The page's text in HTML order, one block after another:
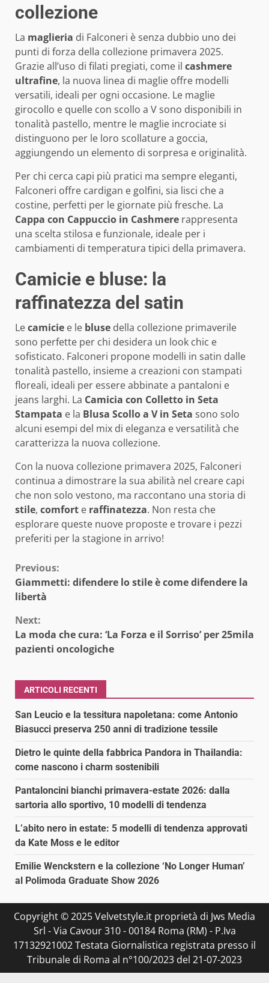
collezione
La maglieria di Falconeri è senza dubbio uno dei
punti di forza della collezione primavera 2025.
Grazie all’uso di filati pregiati, come il cashmere
ultrafine, la nuova linea di maglie offre modelli
versatili, ideali per ogni occasione. Le maglie
girocollo e quelle con scollo a V sono disponibili in
tonalità pastello, mentre le maglie incrociate si
distinguono per le loro scollature a goccia,
aggiungendo un elemento di sorpresa e originalità.
Per chi cerca capi più pratici ma sempre eleganti,
Falconeri offre cardigan e golfini, sia lisci che a
costine, perfetti per le giornate più fresche. La
Cappa con Cappuccio in Cashmere rappresenta
una scelta stilosa e funzionale, ideale per i
cambiamenti di temperatura tipici della primavera.
Camicie e bluse: la
raffinatezza del satin
Lecamicie e le bluse della collezione primaverile
sono perfette per chi desidera un look chic e
sofisticato. Falconeri propone modelli in satin dalle
tonalità pastello, insieme a creazioni con stampati
floreali, ideali per essere abbinate a pantaloni e
jeans larghi. La Camicia con Colletto in Seta
Stampata e la Blusa Scollo a V in Seta sono solo
alcuni esempi del mix di eleganza e versatilità che
caratterizza la nuova collezione.
Con la nuova collezione primavera 2025, Falconeri
continua a dimostrare la sua abilità nel creare capi
che non solo vestono, ma raccontano una storia di
stile, comfort e raffinatezza. Non resta che
esplorare queste nuove proposte e trovare i pezzi
preferiti per la stagione in arrivo!
Continue
Reading
Previous:
Giammetti: difendere lo stile è come difendere la
libertà
Next:
La moda che cura: ‘La Forza e il Sorriso’ per 25mila
pazienti oncologiche
ARTICOLI RECENTI
San Leucio e la tessitura napoletana: come Antonio
Biasucci preserva 250 anni di tradizione tessile
Dietro le quinte della fabbrica Pandora in Thailandia:
come nascono i charm sostenibili
Pantaloncini bianchi primavera-estate 2026: dalla
sartoria allo sportivo, 10 modelli di tendenza
L’abito nero in estate: 5 modelli di tendenza approvati
da Kate Moss e le editor
Emilie Wenckstern e la collezione ‘No Longer Human’
al Polimoda Graduate Show 2026
Copyright © 2025 Velvetstyle.it proprietà di Jws Media
Srl - Via Cavour 310 - 00184 Roma (RM) - P.Iva
17132921002 Testata Giornalistica registrata presso il
Tribunale di Roma al n°100/2023 del 21-07-2023